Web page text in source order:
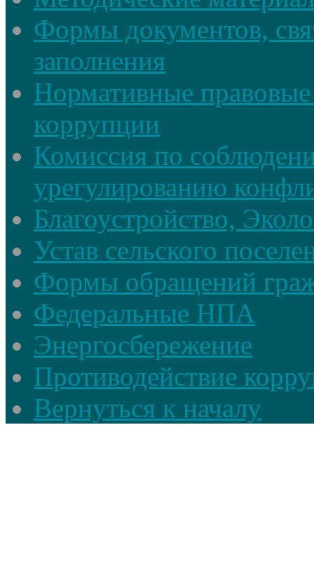
Формы документов,
заполнения
Нормативные
коррупции
Комиссия по
урегулированию
Благоустройство,
Устав сельского
Формы обращений
Федеральные НПА
Энергосбережение
Противодействие
Вернуться к началу